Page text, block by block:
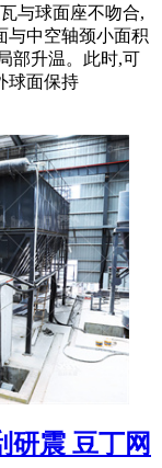
与球面座不吻合,
与中空轴颈小面积
部升温。此时,可
球面保持
研震 豆丁网